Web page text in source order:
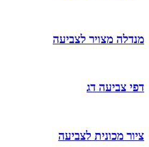
מנדלה מצויר לצביעה
דפי צביעה דג
ציור מכונית לצביעה